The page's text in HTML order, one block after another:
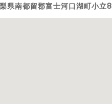
県南都留郡富士河口湖町小立